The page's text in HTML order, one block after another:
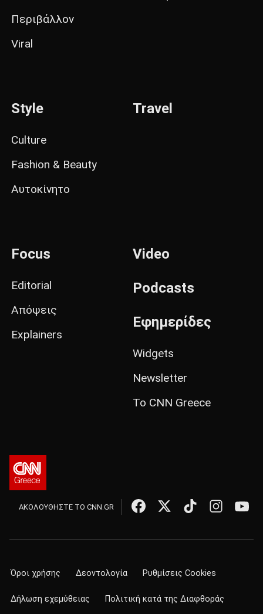
Περιβάλλον
Viral
Style
Culture
Fashion & Beauty
Αυτοκίνητο
Travel
Focus
Editorial
Απόψεις
Explainers
Video
Podcasts
Εφημερίδες
Widgets
Newsletter
Το CNN Greece
ΑΚΟΛΟΥΘΗΣΤΕ ΤΟ CNN.GR
Όροι χρήσης Δεοντολογία Ρυθμίσεις Cookies
Δήλωση εχεμύθειας Πολιτική κατά της Διαφθοράς